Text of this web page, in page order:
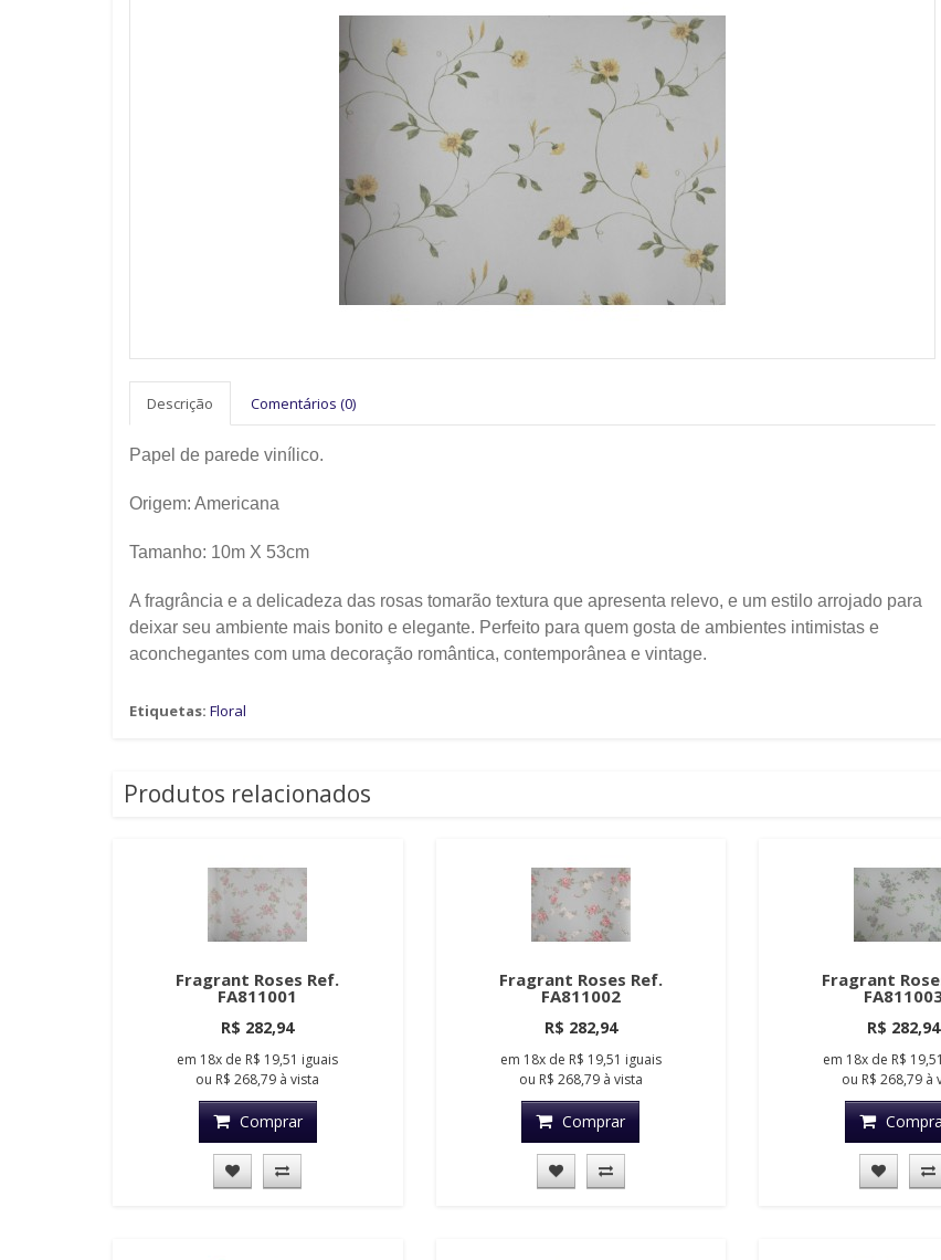
Descrição Comentários (0)
Papel de parede vinílico.
Origem: Americana
Tamanho: 10m X 53cm
A fragrância e a delicadeza das rosas tomarão textura que apresenta relevo, e um estilo arrojado para
deixar seu ambiente mais bonito e elegante. Perfeito para quem gosta de ambientes intimistas e
aconchegantes com uma decoração romântica, contemporânea e vintage.
Etiquetas: Floral
Produtos relacionados
Fragrant Roses Ref.
FA811001
R$ 282,94
em 18x de R$ 19,51 iguais
ou R$ 268,79 à vista
Comprar
Fragrant Roses Ref.
FA811002
R$ 282,94
em 18xde R$ 19,51 iguais
ou R$ 268,79à vista
Comprar
Fragrant
R$ 282,94
em 18x de R$ 19,51
ou R$ 268,79 à